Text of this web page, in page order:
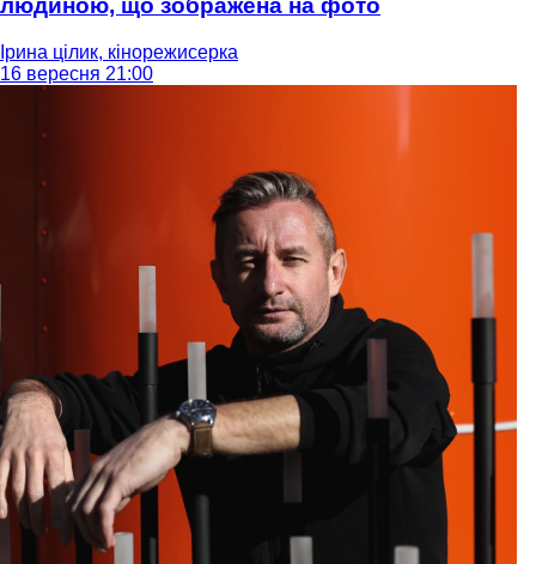
людиною, що зображена на фото
Ірина цілик, кінорежисерка
16 вересня 21:00